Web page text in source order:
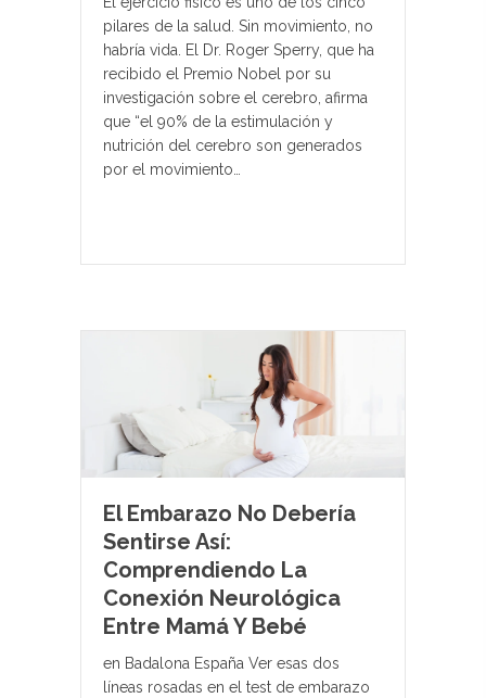
pilares de la salud. Sin movimiento, no
habría vida. El Dr. Roger Sperry, que ha
recibido el Premio Nobel por su
investigación sobre el cerebro, afirma
que “el 90% de la estimulación y
nutrición del cerebro son generados
por el movimiento…
El Embarazo No Debería
Sentirse Así:
Comprendiendo La
Conexión Neurológica
Entre Mamá Y Bebé
en Badalona España Ver esas dos
líneas rosadas en el test de embarazo